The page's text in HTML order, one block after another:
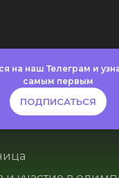
на наш Телеграм и
самым первым
ПОДПИСАТЬСЯ
в перечне РСОШ